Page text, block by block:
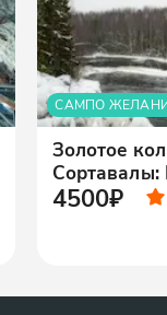
САМПО
Золотое
Сортавалы:
4500₽